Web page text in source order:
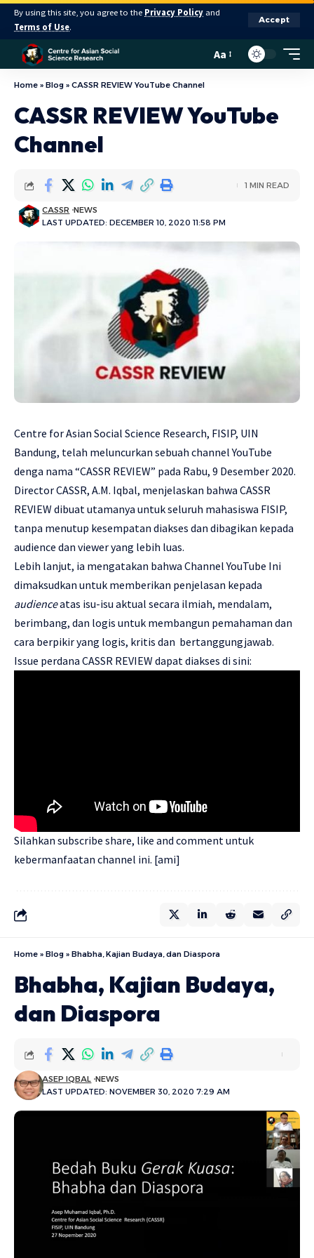
By using this site, you agree to the Privacy Policy and
Terms of Use.
Accept
Aa
Home » Blog » CASSR REVIEW YouTube Channel
CASSR REVIEW YouTube
Channel
LAST UPDATED: DECEMBER 10, 2020 11:58 PM
CASSR NEWS
1 MIN READ
Centre for Asian Social Science Research, FISIP, UIN
Bandung, telah meluncurkan sebuah channel YouTube
denga nama “CASSR REVIEW” pada Rabu, 9 Desember 2020.
Director CASSR, A.M. Iqbal, menjelaskan bahwa CASSR
REVIEW dibuat utamanya untuk seluruh mahasiswa FISIP,
tanpa menutup kesempatan diakses dan dibagikan kepada
audience dan viewer yang lebih luas.
Lebih lanjut, ia mengatakan bahwa Channel YouTube Ini
dimaksudkan untuk memberikan penjelasan kepada
audienceatas isu-isu aktual secara ilmiah, mendalam,
berimbang, dan logis untuk membangun pemahaman dan
cara berpikir yang logis, kritis dan bertanggungjawab.
Issue perdana CASSR REVIEW dapat diakses di sini:
Silahkan subscribe share, like and comment untuk
kebermanfaatan channel ini. [ami]
Home » Blog » Bhabha, Kajian Budaya, dan Diaspora
Bhabha, Kajian Budaya,
dan Diaspora
LAST UPDATED: NOVEMBER 30, 2020 7:29 AM
ASEP IQBAL NEWS